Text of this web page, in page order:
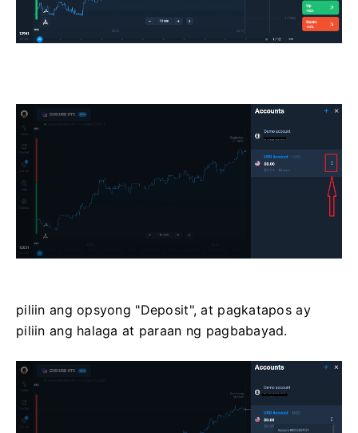
piliin ang opsyong "Deposit", at pagkatapos ay
piliin ang halaga at paraan ng pagbabayad.